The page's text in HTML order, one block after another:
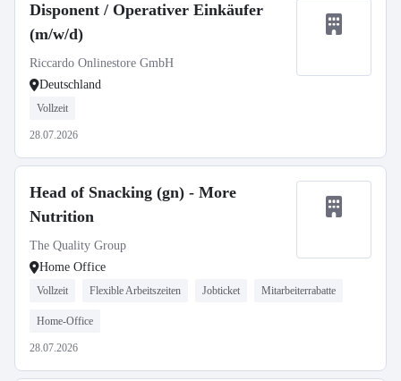
Disponent / Operativer Einkäufer
(m/w/d)
Riccardo Onlinestore GmbH
Deutschland
Vollzeit
28.07.2026
Head of Snacking (gn) - More
Nutrition
The Quality Group
Home Office
Vollzeit Flexible Arbeitszeiten Jobticket Mitarbeiterrabatte
Home-Office
28.07.2026